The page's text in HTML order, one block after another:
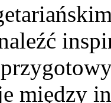
między